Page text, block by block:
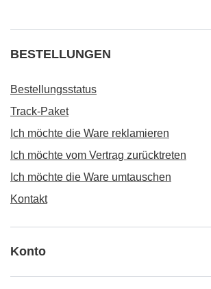
BESTELLUNGEN
Bestellungsstatus
Track-Paket
Ich möchte die Ware reklamieren
Ich möchte vom Vertrag zurücktreten
Ich möchte die Ware umtauschen
Kontakt
Konto